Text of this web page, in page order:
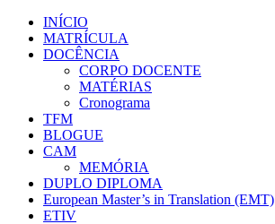
INÍCIO
MATRÍCULA
DOCÊNCIA
CORPO DOCENTE
MATÉRIAS
Cronograma
TFM
BLOGUE
CAM
MEMÓRIA
DUPLO DIPLOMA
European Master’s in Translation (EMT)
ETIV